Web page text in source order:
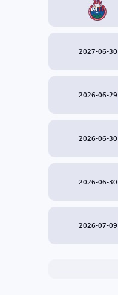
2027-06-30
2026-06-29
2026-06-30
2026-06-30
2026-07-09